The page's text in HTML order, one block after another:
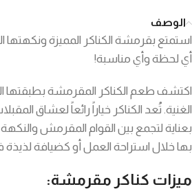
الوصف
استمتع بقرمشة الكناكر المميزة ونكهتها
أي لحظة وأي مناسبة!
اكتشف طعم الكناكر المقرمشة بطبقتها
الغنية. تُعد الكناكر خياراً رائعاً لعشاق
بعناية لتجمع بين القوام المقرمش والنكهة
بها خلال استراحة العمل أو كضيافة لذيذة
ميزات كناكر مقرمشة: